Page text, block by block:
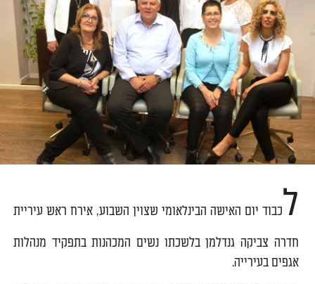
לכבוד יום האישה הבינלאומי שצוין השבוע, אירח ראש עיריית
חדרה צביקה גנדלמן בלשכתו נשים המכהנות בתפקיד מנהלות
אגפים בעירייה.